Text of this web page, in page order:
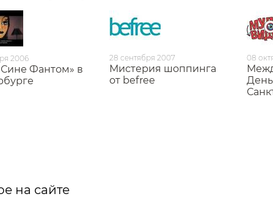
2006
Фантом» в
28 сентября 2007
Мистерия шоппинга
от befree
08
на сайте